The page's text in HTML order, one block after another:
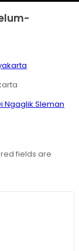
Ngaglik Sleman
fields are